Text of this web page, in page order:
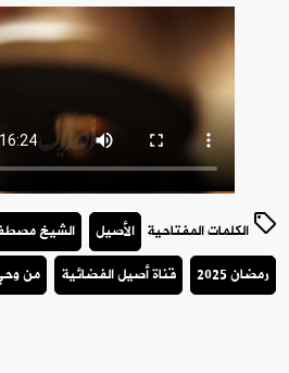
الكلمات المفتاحية الأصيل
الشيخ
رمضان 2025
قناة أصيل الفضائية من